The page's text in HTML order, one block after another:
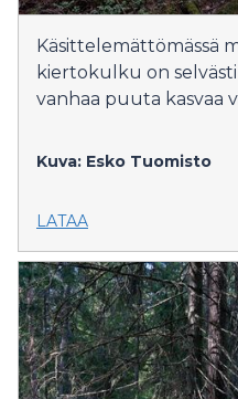
Käsittelemättömässä
kiertokulku on
vanhaa puuta kasvaa
Kuva: Esko Tuomisto
LATAA